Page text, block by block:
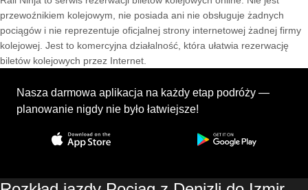
przewoźnikiem kolejowym, nie posiada ani nie obsługuje żadnych
pociągów i nie reprezentuje oficjalnej strony internetowej żadnej firmy
kolejowej. Jest to komercyjna działalność, która ułatwia rezerwację
biletów kolejowych przez Internet.
Nasza darmowa aplikacja na każdy etap podróży —
planowanie nigdy nie było łatwiejsze!